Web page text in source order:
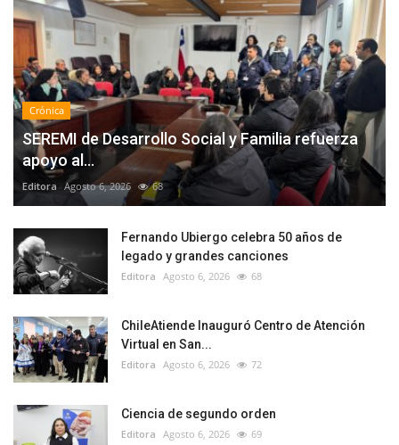
Crónica
SEREMI de Desarrollo Social y Familia refuerza
apoyo al...
Editora Agosto 6, 2026 68
Fernando Ubiergo celebra 50 años de
legado y grandes canciones
Editora Agosto 6, 2026 68
ChileAtiende Inauguró Centro de Atención
Virtual en San...
Editora Agosto 6, 2026 72
Ciencia de segundo orden
Editora Agosto 6, 2026 69